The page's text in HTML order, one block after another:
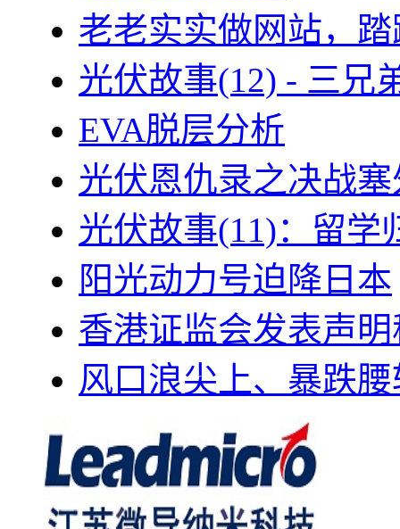
老老实实做网站，
光伏故事(12) - 三兄
EVA脱层分析
光伏恩仇录之决战
光伏故事(11)：留学
阳光动力号迫降日本
香港证监会发表声
风口浪尖上、暴跌